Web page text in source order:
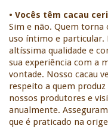
• Vocês têm cacau
Sim e não. Quem torna
uso íntimo e particular.
altíssima qualidade e
sua experiência com a
vontade. Nosso cacau
respeito a quem
nossos produtores e
anualmente.
que é praticado na